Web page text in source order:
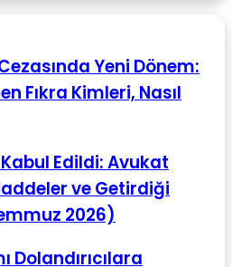
Yeni Dönem:
Fıkra Kimleri, Nasıl
Kabul Edildi: Avukat
ve Getirdiği
2026)
Dolandırıcılara